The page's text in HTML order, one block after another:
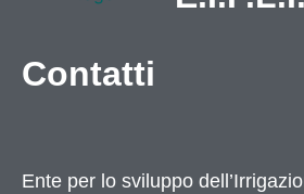
Contatti
Ente per lo sviluppo